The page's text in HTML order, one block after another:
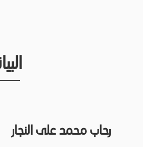
رحاب محمد على النجار